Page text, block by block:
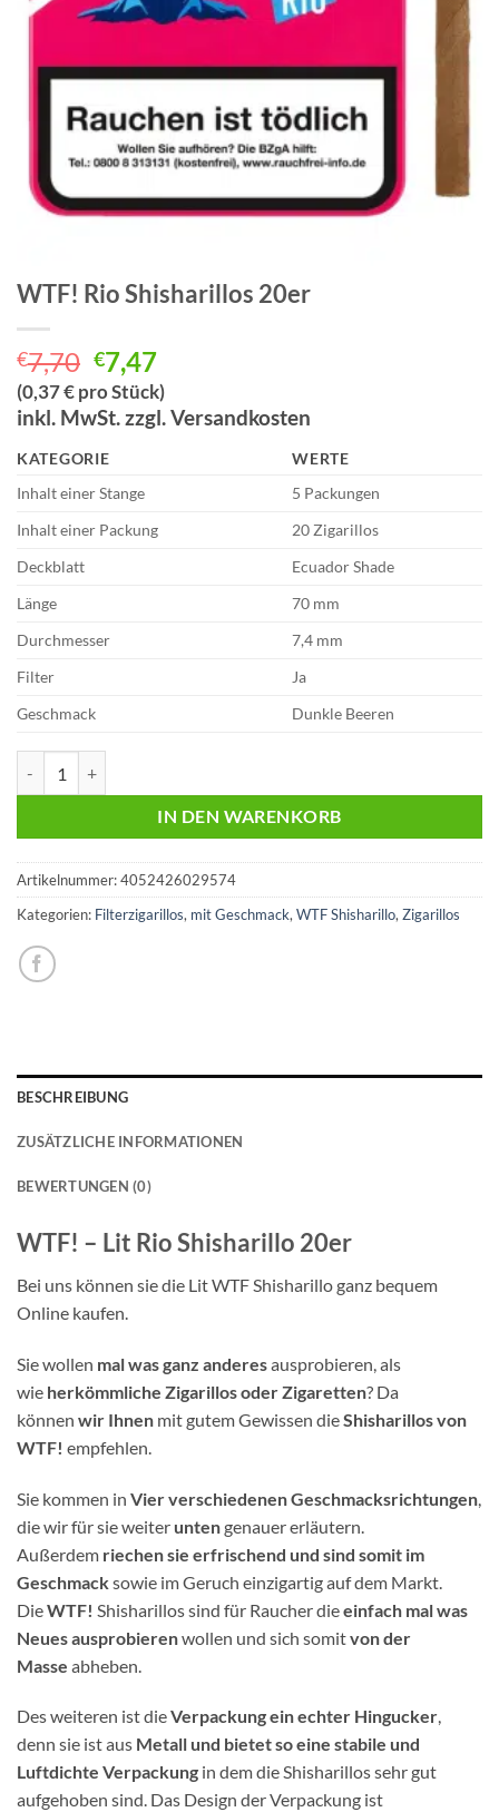
WTF! Rio Shisharillos 20er
€7,70 Ursprünglicher
Preis
war:
€7,47Aktueller
Preis
ist:
(0,37 € pro Stück)
inkl. MwSt. zzgl. Versandkosten
KATEGORIE
WERTE
Inhalt einer Stange
5 Packungen
Inhalt einer Packung
20 Zigarillos
Deckblatt
Ecuador Shade
Länge
70 mm
Durchmesser
7,4 mm
Filter
Ja
Geschmack
Dunkle Beeren
IN DEN WARENKORB
Artikelnummer:4052426029574
Kategorien: Filterzigarillos, mit Geschmack, WTF Shisharillo, Zigarillos
BESCHREIBUNG
ZUSÄTZLICHE INFORMATIONEN
BEWERTUNGEN (0)
WTF! – Lit Rio Shisharillo 20er
Bei uns können sie die Lit WTF Shisharillo ganz bequem
Online kaufen.
Sie wollen mal was ganz anderesausprobieren, als
wie herkömmliche Zigarillos oder Zigaretten? Da
können wir Ihnen mit gutem Gewissen dieShisharillos von
WTF! empfehlen.
Sie kommen in Vier verschiedenen Geschmacksrichtungen
die wir für sie weiter untengenauer erläutern.
Außerdem riechen sie erfrischend und sind somit im
Geschmacksowie im Geruch einzigartig auf dem Markt.
DieWTF! Shisharillos sind für Raucher dieeinfach mal was
Neues ausprobierenwollen und sich somitvon der
Masse abheben.
Des weiteren ist dieVerpackung ein echter Hingucker,
denn sie ist aus Metall und bietet so eine stabile und
Luftdichte Verpackung in dem die Shisharillos sehr gut
aufgehoben sind. Das Design der Verpackung ist